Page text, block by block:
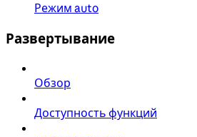
Режим auto
Развертывание
Обзор
Доступность функций